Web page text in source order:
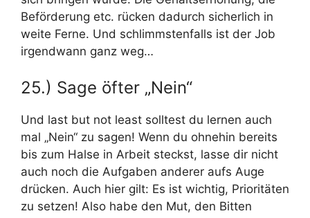
Beförderung etc. rücken dadurch sicherlich in
weite Ferne. Und schlimmstenfalls ist der Job
irgendwann ganz weg…
25.) Sage öfter „Nein“
Und last but not least solltest du lernen auch
mal „Nein“ zu sagen! Wenn du ohnehin bereits
bis zum Halse in Arbeit steckst, lasse dir nicht
auch noch die Aufgaben anderer aufs Auge
drücken. Auch hier gilt: Es ist wichtig, Prioritäten
zu setzen! Also habe den Mut, den Bitten